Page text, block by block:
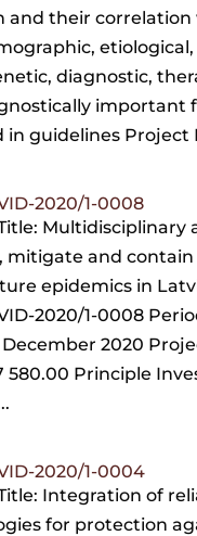
and their correlation
etiological,
diagnostic,
important
in guidelines Project
2020/1-0008
Multidisciplinary
mitigate and contain
epidemics in
2020/1-0008
December 2020
580.00 Principle
2020/1-0004
Integration of
for protection